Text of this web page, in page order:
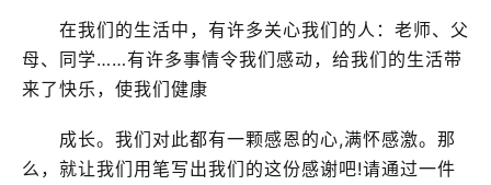
在我们的生活中，有许多关心我们的人：老师、父
母、同学……有许多事情令我们感动，给我们的生活带
来了快乐，使我们健康
成长。我们对此都有一颗感恩的心,满怀感激。那
么，就让我们用笔写出我们的这份感谢吧!请通过一件